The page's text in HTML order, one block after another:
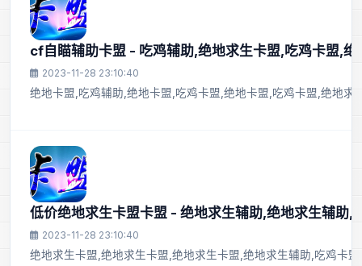
cf自瞄辅助卡盟 - 吃鸡辅助,绝地求生卡盟,吃鸡卡盟,绝
2023-11-28 23:10:40
绝地卡盟,吃鸡辅助,绝地卡盟,吃鸡卡盟,绝地卡盟,吃鸡卡盟,绝地求
低价绝地求生卡盟卡盟 - 绝地求生辅助,绝地求生辅助,
2023-11-28 23:10:40
绝地求生卡盟,绝地求生卡盟,绝地求生卡盟,绝地求生辅助,吃鸡卡